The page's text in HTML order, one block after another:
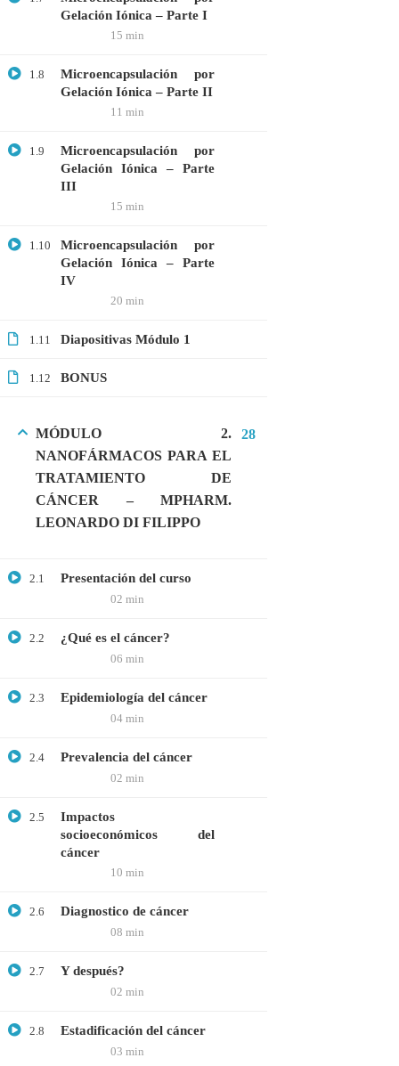
Gelación Iónica – Parte I
15 min
1.8
Microencapsulación por
Gelación Iónica – Parte II
11 min
1.9
Microencapsulación por
Gelación Iónica – Parte
III
15 min
1.10
Microencapsulación por
Gelación Iónica – Parte
IV
20 min
1.11 Diapositivas Módulo 1
1.12 BONUS
MÓDULO 2.
NANOFÁRMACOS PARA EL
TRATAMIENTO DE
CÁNCER – MPHARM.
LEONARDO DI FILIPPO
28
2.1 Presentación del curso
02 min
2.2 ¿Qué es el cáncer?
06 min
2.3 Epidemiología del cáncer
04 min
2.4 Prevalencia del cáncer
02 min
2.5
Impactos
socioeconómicos del
cáncer
10 min
2.6 Diagnostico de cáncer
08 min
2.7 Y después?
02 min
2.8 Estadificación del cáncer
03 min
+51901763623
CATEGORIAS
Bioinformática
Biotecnología
Ciencias Ambientales
General
Gratis
Microbiología
Nosotros
Cursos
Términos y Condiciones